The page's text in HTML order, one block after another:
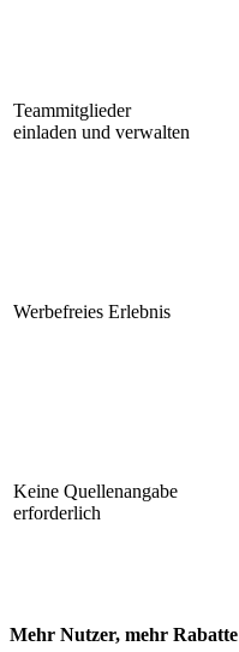
Teammitglieder
einladen und verwalten
Werbefreies Erlebnis
Keine Quellenangabe
erforderlich
Mehr Nutzer, mehr Rabatte